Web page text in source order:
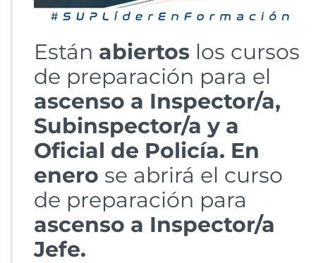
Están abiertos los cursos
de preparación para el
ascenso a Inspector/a,
Subinspector/a y a
Oficial de Policía. En
enero se abrirá el curso
de preparación para
ascenso a Inspector/a
Jefe.